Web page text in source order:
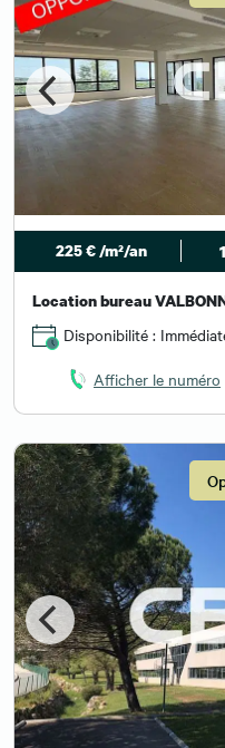
225 € /m²/an
Location bureau
Disponibilité :
Afficher le numéro